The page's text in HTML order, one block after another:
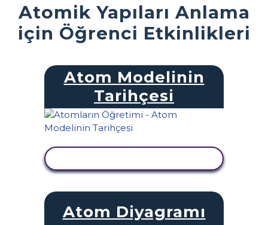
Atomik Yapıları Anlama
için Öğrenci Etkinlikleri
Atom Modelinin
Tarihçesi
Atom Diyagramı